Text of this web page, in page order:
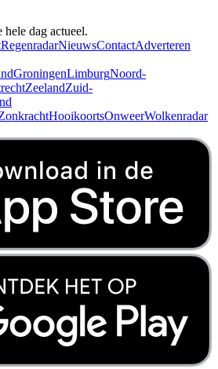
dag actueel.
RegenradarNieuwsContactAdverteren
GroningenLimburgNoord-
ZeelandZuid-
HooikoortsOnweerWolkenradar